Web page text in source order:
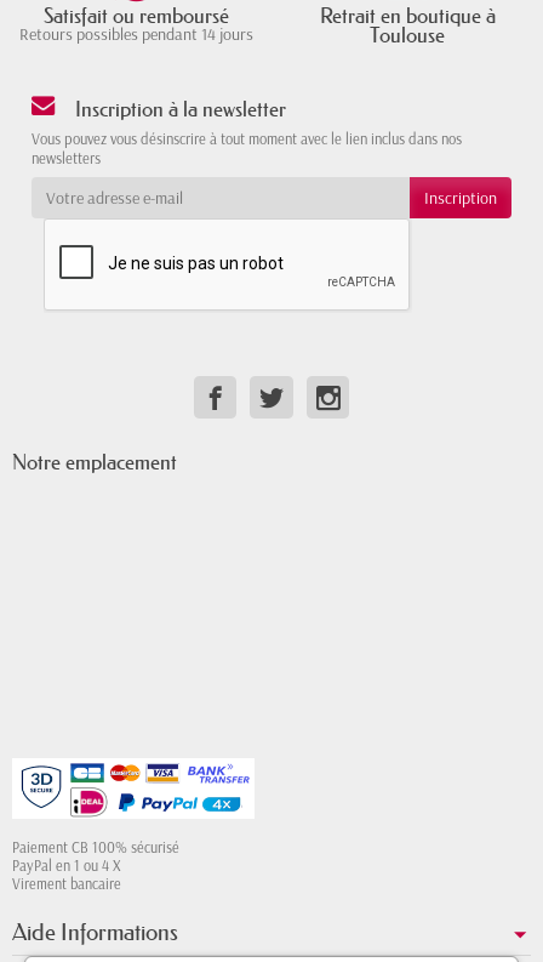
Satisfait ou remboursé
Retours possibles pendant 14 jours
Retrait en boutique à
Toulouse
Inscription à la newsletter
Vous pouvez vous désinscrire à tout moment avec le lien inclus dans nos
newsletters
Notre emplacement
Paiement CB 100% sécurisé
PayPal en 1 ou 4 X
Virement bancaire
Aide Informations